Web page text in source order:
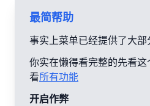
最简帮助
事实上菜单已经提供了大部
你实在懒得看完整的先看
看所有功能
开启作弊